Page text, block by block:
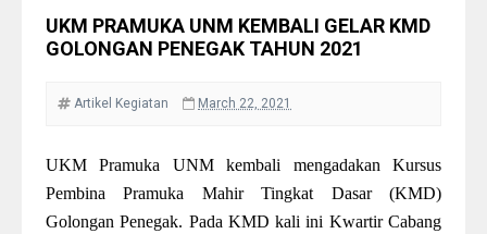
UKM PRAMUKA UNM KEMBALI GELAR KMD
GOLONGAN PENEGAK TAHUN 2021
Artikel Kegiatan March 22, 2021
UKM Pramuka UNM kembali mengadakan Kursus
Pembina Pramuka Mahir Tingkat Dasar (KMD)
Golongan Penegak. Pada KMD kali ini Kwartir Cabang